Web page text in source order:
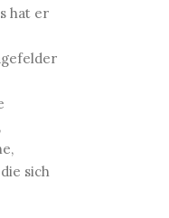
hat er
sich